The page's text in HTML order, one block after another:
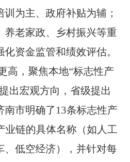
为主、政府补贴为辅；
养老家政、乡村振兴等重
资金监管和绩效评估。
高，聚焦本地“标志性产
出宏观方向，省级提出
南市明确了13条标志性产
业链的具体名称（如人工
、低空经济），并针对每